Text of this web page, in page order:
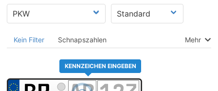
Kein Filter Schnapszahlen Mehr
KENNZEICHEN EINGEBEN